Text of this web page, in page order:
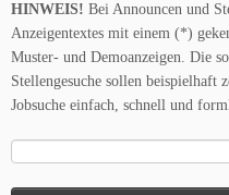
HINWEIS! Bei Announcen und
Anzeigentextes mit einem (*)
Muster- und Demoanzeigen. Die
Stellengesuche sollen beispielhaft
Jobsuche einfach, schnell und